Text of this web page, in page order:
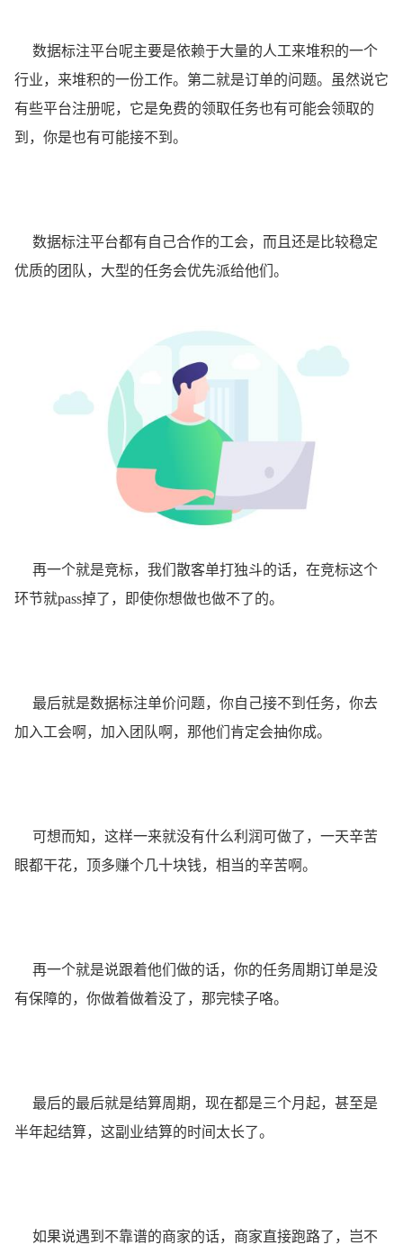
数据标注平台呢主要是依赖于大量的人工来堆积的一个
行业，来堆积的一份工作。第二就是订单的问题。虽然说它
有些平台注册呢，它是免费的领取任务也有可能会领取的
到，你是也有可能接不到。
数据标注平台都有自己合作的工会，而且还是比较稳定
优质的团队，大型的任务会优先派给他们。
再一个就是竞标，我们散客单打独斗的话，在竞标这个
环节就pass掉了，即使你想做也做不了的。
最后就是数据标注单价问题，你自己接不到任务，你去
加入工会啊，加入团队啊，那他们肯定会抽你成。
可想而知，这样一来就没有什么利润可做了，一天辛苦
眼都干花，顶多赚个几十块钱，相当的辛苦啊。
再一个就是说跟着他们做的话，你的任务周期订单是没
有保障的，你做着做着没了，那完犊子咯。
最后的最后就是结算周期，现在都是三个月起，甚至是
半年起结算，这副业结算的时间太长了。
如果说遇到不靠谱的商家的话，商家直接跑路了，岂不